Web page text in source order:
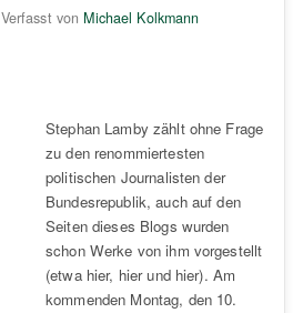
Verfasst von Michael Kolkmann
Stephan Lamby zählt ohne Frage
zu den renommiertesten
politischen Journalisten der
Bundesrepublik, auch auf den
Seiten dieses Blogs wurden
schon Werke von ihm vorgestellt
(etwa hier, hier und hier). Am
kommenden Montag, den 10.